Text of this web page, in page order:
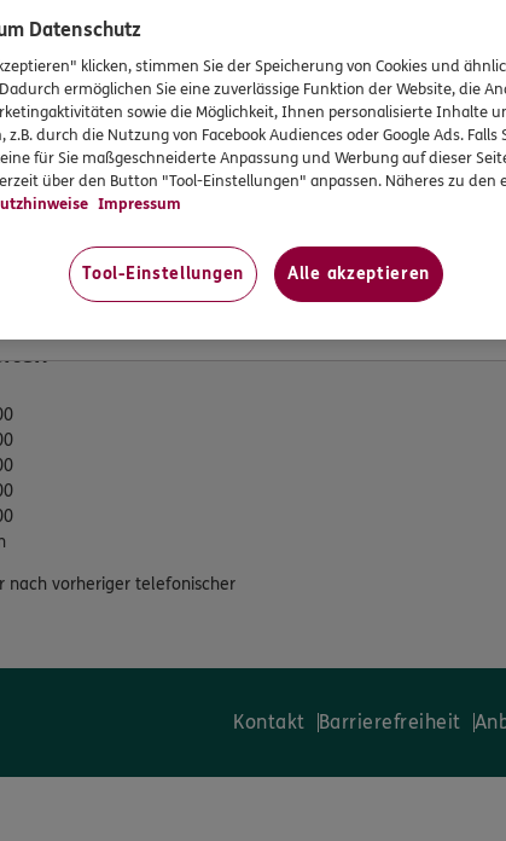
Unsere Agentur
Jobangebote
nach vorheriger telefonischer
Kontakt Barrierefreiheit
Datenschutz
klicken, stimmen Sie der Speicherung von Cookies und
ermöglichen Sie eine zuverlässige Funktion der Website, die
sowie die Möglichkeit, Ihnen personalisierte Inhalte
durch die Nutzung von Facebook Audiences oder Google Ads. Falls
für Sie maßgeschneiderte Anpassung und Werbung auf dieser
über den Button "Tool-Einstellungen" anpassen. Näheres zu den
Impressum
Tool-Einstellungen Alle akzeptieren